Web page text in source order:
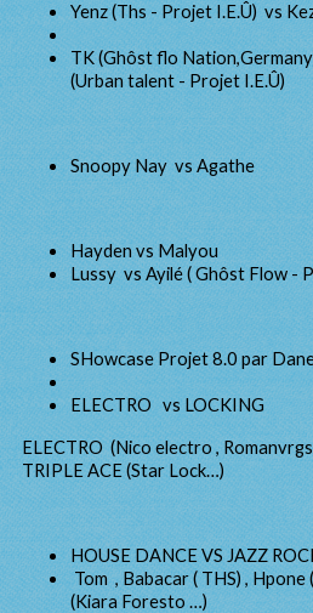
Yenz (Ths - Projet I.E.Û) vs
TK (Ghôst flo
(Urban talent - Projet I.E.Û)
Snoopy Nay vs Agathe
Hayden vs Malyou
Lussy vs Ayilé ( Ghôst Flow -
SHowcase Projet 8.0 par
ELECTRO vs LOCKING
ELECTRO (Nico electro ,
TRIPLE ACE (Star Lock…)
HOUSE DANCE VS JAZZ
Tom , Babacar ( THS) ,
(Kiara Foresto …)